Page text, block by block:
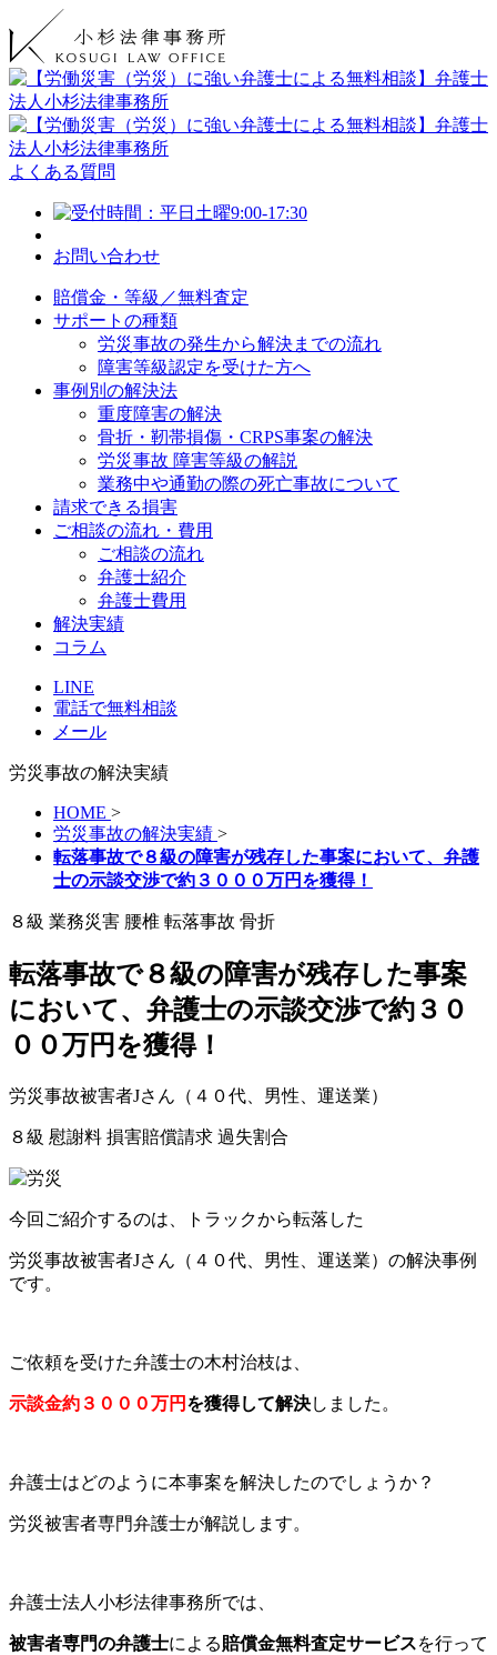
よくある質問
お問い合わせ
賠償金・等級／無料査定
サポートの種類
労災事故の発生から解決までの流れ
障害等級認定を受けた方へ
事例別の解決法
重度障害の解決
骨折・靭帯損傷・CRPS事案の解決
労災事故 障害等級の解説
業務中や通勤の際の死亡事故について
請求できる損害
ご相談の流れ・費用
ご相談の流れ
弁護士紹介
弁護士費用
解決実績
コラム
LINE
電話で無料相談
メール
労災事故の解決実績
HOME >
労災事故の解決実績 >
転落事故で８級の障害が残存した事案において、弁護
士の示談交渉で約３０００万円を獲得！
８級 業務災害 腰椎 転落事故 骨折
転落事故で８級の障害が残存した事案
において、弁護士の示談交渉で約３０
００万円を獲得！
労災事故被害者Jさん（４０代、男性、運送業）
８級 慰謝料 損害賠償請求 過失割合
今回ご紹介するのは、トラックから転落した
労災事故被害者Jさん（４０代、男性、運送業）の解決事例
です。
ご依頼を受けた弁護士の木村治枝は、
示談金約３０００万円 を獲得して解決しま した。
弁護士はどのように本事案を解決したのでしょうか？
労災被害者専門弁護士が解説します。
弁護士法人小杉法律事務所では、
被害者専門の弁護士による賠償金無料査定サービスを行って